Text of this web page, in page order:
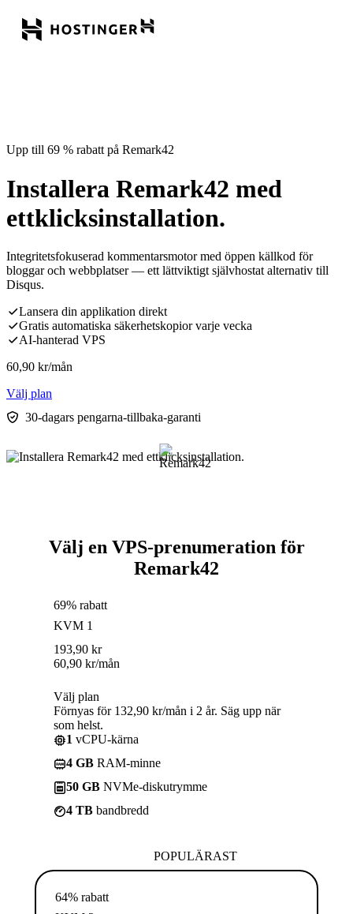
Upp till 69 % rabatt på Remark42
Installera Remark42 med
ettklicksinstallation.
Integritetsfokuserad kommentarsmotor med öppen källkod för
bloggar och webbplatser — ett lättviktigt självhostat alternativ till
Disqus.
Lansera din applikation direkt
Gratis automatiska säkerhetskopior varje vecka
AI-hanterad VPS
60,90 kr/mån
Välj plan
30-dagars pengarna-tillbaka-garanti
Välj en VPS-prenumeration för
Remark42
69% rabatt
KVM 1
193,90 kr
60,90 kr/mån
Välj plan
Förnyas för 132,90 kr/mån i 2 år. Säg upp när
som helst.
1 vCPU-kärna
4 GB RAM-minne
50 GB NVMe-diskutrymme
4 TB bandbredd
POPULÄRAST
64% rabatt